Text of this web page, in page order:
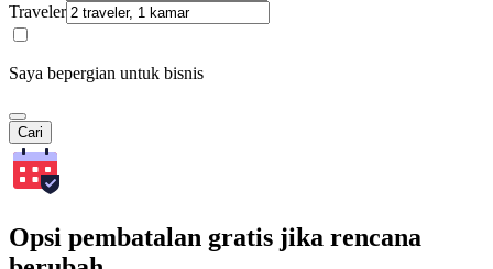
Traveler
Saya bepergian untuk bisnis
Cari
Opsi pembatalan gratis jika rencana